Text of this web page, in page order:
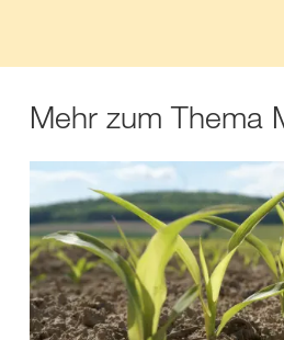
Mehr zum Thema